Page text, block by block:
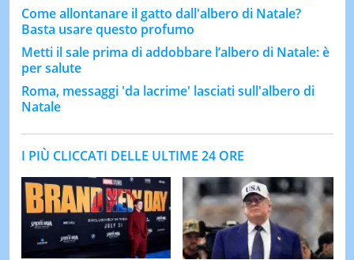
Come allontanare il gatto dall'albero di Natale?
Basta usare questo profumo
Metti il sale prima di addobbare l’albero di Natale: è
per salute
Roma, messaggi 'da lacrime' lasciati sull'albero di
Natale
I PIÙ CLICCATI DELLE ULTIME 24 ORE